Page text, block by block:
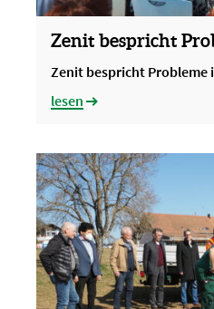
Zenit bespricht
Zenit bespricht Probleme
lesen